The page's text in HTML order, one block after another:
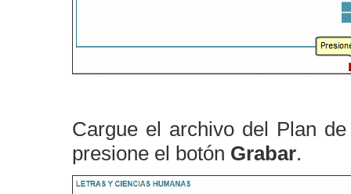
Cargue el archivo del Plan
presione el botón Grabar.